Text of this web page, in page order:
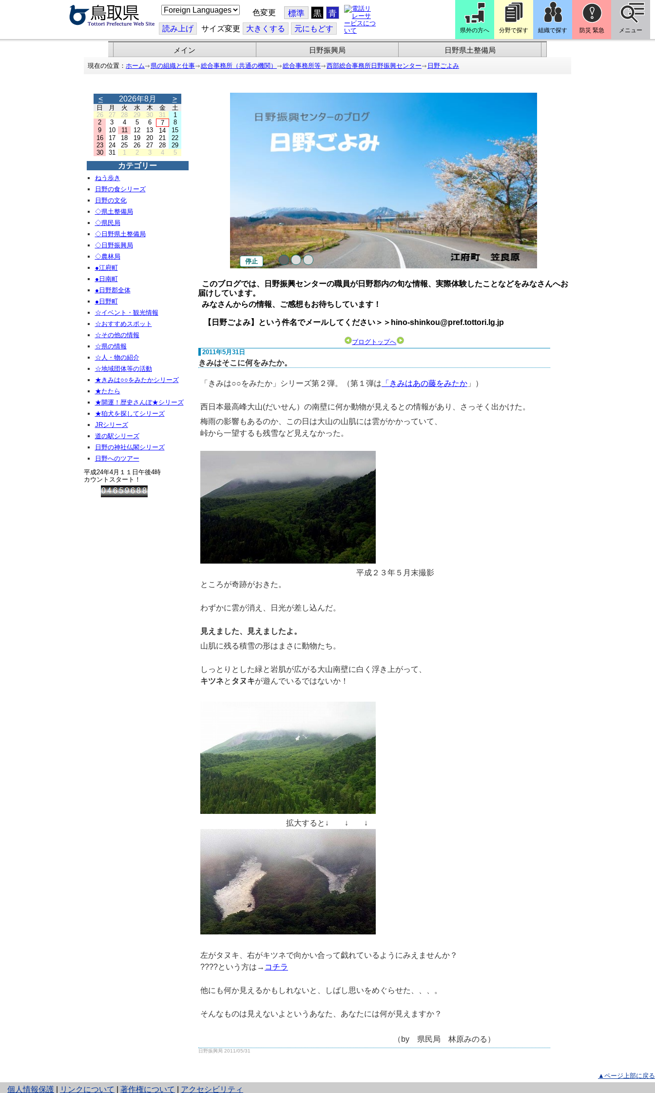
こ
の
ジ
を
訳
す
色変更 標準 黒 青
読み上げ サイズ変更 大きくする 元にもどす 県外の方へ 分野で探す 組織で探す 防災 緊急 メニュー
メイン 日野振興局 日野県土整備局
現在の位置： ホーム 県の組織と仕事 総合事務所（共通の機関） 総合事務所等 西部総合事務所日野振興センター 日野ごよみ
< 2026年8月 >
日 月 火 水 木 金
土
26
27 28 29 30 31
1
2
3 4 5 6 7
8
9
10 11 12 13 14
15
16
17 18 19 20 21
22
23
24 25 26 27 28
29
30
31 1 2 3 4 5
カテゴリー
ねう歩き
日野の食シリーズ
日野の文化
◇県土整備局
◇県民局
◇日野県土整備局
◇日野振興局
◇農林局
●江府町
●日南町
●日野郡全体
●日野町
☆イベント・観光情報
☆おすすめスポット
☆その他の情報
☆県の情報
☆人・物の紹介
☆地域団体等の活動
★きみは○○をみたかシリーズ
★たたら
★開運！歴史さんぽ★シリーズ
★狛犬を探してシリーズ
JRシリーズ
道の駅シリーズ
日野の神社仏閣シリーズ
日野へのツアー
平成24年4月１１日午後4時
カウントスタート！
停止
このブログでは、日野振興センターの職員が日野郡内の旬な情報、実際体験したことなどをみなさんへお
届けしています。
みなさんからの情報、ご感想もお待ちしています！
【日野ごよみ】という件名でメールしてください＞＞hino-shinkou@pref.tottori.lg.jp
ブログトップへ
2011年5月31日
きみはそこに何をみたか。
「きみは○○をみたか」シリーズ第２弾。（第１弾は 「きみはあの藤をみたか 」）
西日本最高峰大山(だいせん）の南壁に何か動物が見えるとの情報があり、さっそく出かけた。
梅雨の影響もあるのか、この日は大山の山肌には雲がかかっていて、
峠から一望するも残雪など見えなかった。
平成２３年５月末撮影
ところが奇跡がおきた。
わずかに雲が消え、日光が差し込んだ。
見えました、見えましたよ。
山肌に残る積雪の形はまさに動物たち。
しっとりとした緑と岩肌が広がる大山南壁に白く浮き上がって、
キツネと タヌキが遊んでいるではないか！
拡大すると↓ ↓ ↓
左がタヌキ、右がキツネで向かい合って戯れているようにみえませんか？
????という方は→ コチラ
他にも何か見えるかもしれないと、しばし思いをめぐらせた、、、。
そんなものは見えないよというあなた、あなたには何が見えますか？
（by 県民局 林原みのる）
日野振興局 2011/05/31
▲ページ上部に戻る
個人情報保護 と
リンクについて 著作権について アクセシビリティ